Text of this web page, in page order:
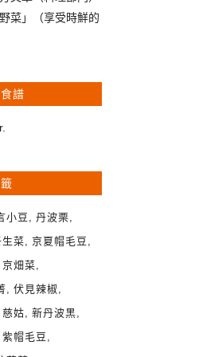
菜」（享受時鮮的
譜
小豆
丹波栗
菜
京夏帽毛豆
京畑菜
伏見辣椒
慈姑
新丹波黑
紫帽毛豆